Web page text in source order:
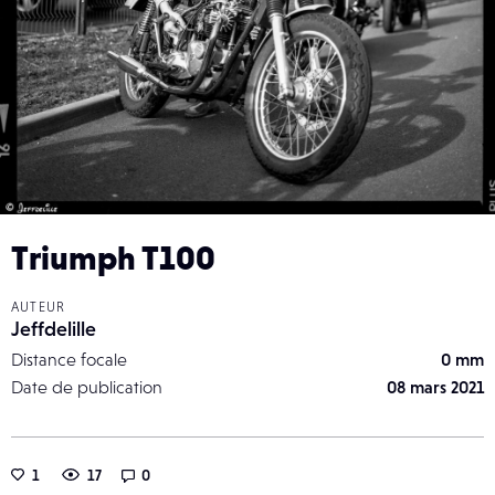
Triumph T100
AUTEUR
Jeffdelille
Distance focale
0 mm
Date de publication
08 mars 2021
1 17 0